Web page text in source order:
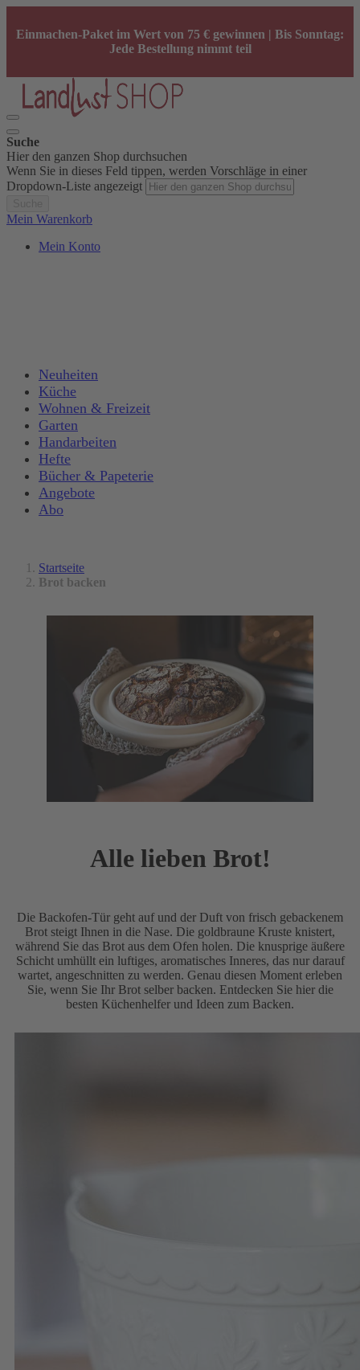
Einmachen-Paket im Wert von 75 € gewinnen | Bis Sonntag:
Jede Bestellung nimmt teil
Suche
Hier den ganzen Shop durchsuchen
Wenn Sie in dieses Feld tippen, werden Vorschläge in einer
Dropdown-Liste angezeigt
Mein Warenkorb
Mein Konto
Neuheiten
Küche
Wohnen & Freizeit
Garten
Handarbeiten
Hefte
Bücher & Papeterie
Angebote
Abo
Startseite
Brot backen
Alle lieben Brot!
Die Backofen-Tür geht auf und der Duft von frisch gebackenem
Brot steigt Ihnen in die Nase. Die goldbraune Kruste knistert,
während Sie das Brot aus dem Ofen holen. Die knusprige äußere
Schicht umhüllt ein luftiges, aromatisches Inneres, das nur darauf
wartet, angeschnitten zu werden. Genau diesen Moment erleben
Sie, wenn Sie Ihr Brot selber backen. Entdecken Sie hier die
besten Küchenhelfer und Ideen zum Backen.